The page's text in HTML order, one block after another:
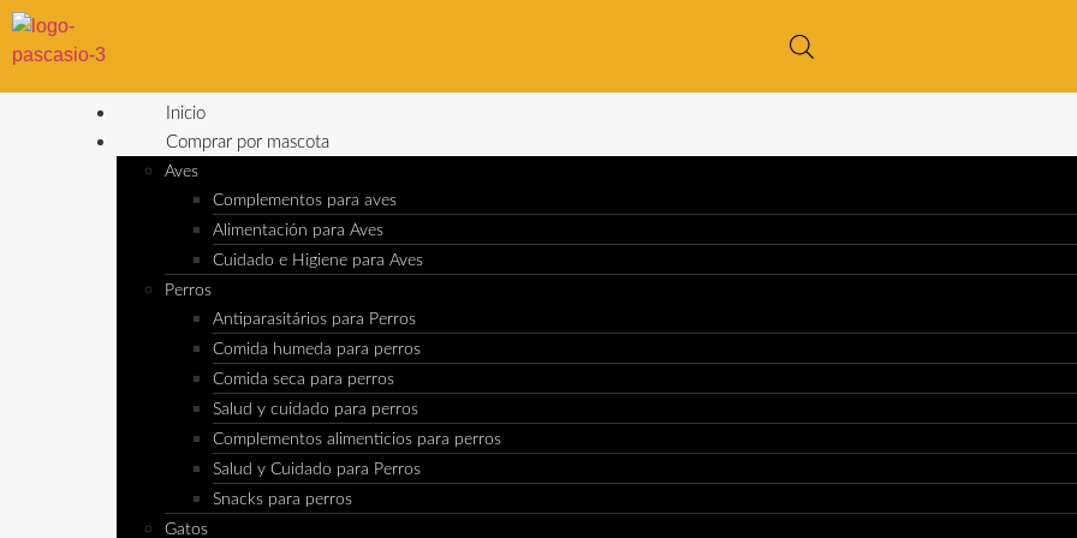
Inicio
Comprar por mascota
Aves
Complementos para aves
Alimentación para Aves
Cuidado e Higiene para Aves
Perros
Antiparasitários para Perros
Comida humeda para perros
Comida seca para perros
Salud y cuidado para perros
Complementos alimenticios para perros
Salud y Cuidado para Perros
Snacks para perros
Gatos